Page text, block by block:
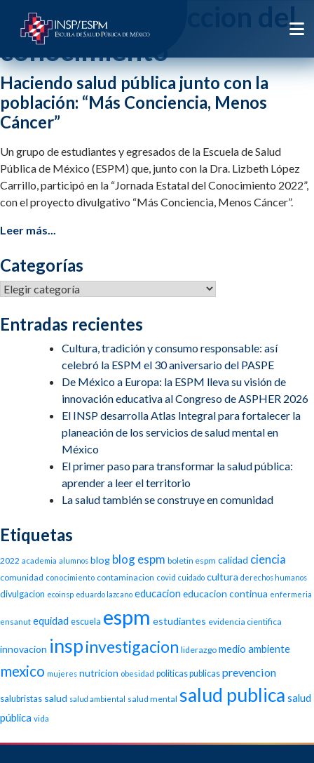
Etiqueta:
traduccion del
conocimiento
Haciendo salud pública junto con la
población: “Más Conciencia, Menos
Cáncer”
Un grupo de estudiantes y egresados de la Escuela de Salud
Pública de México (ESPM) que, junto con la Dra. Lizbeth López
Carrillo, participó en la “Jornada Estatal del Conocimiento 2022”,
con el proyecto divulgativo “Más Conciencia, Menos Cáncer”.
Leer más...
Categorías
Categorías
Entradas recientes
Cultura, tradición y consumo responsable: así
celebró la ESPM el 30 aniversario del PASPE
De México a Europa: la ESPM lleva su visión de
innovación educativa al Congreso de ASPHER 2026
El INSP desarrolla Atlas Integral para fortalecer la
planeación de los servicios de salud mental en
México
El primer paso para transformar la salud pública:
aprender a leer el territorio
La salud también se construye en comunidad
Etiquetas
2022 academia alumnos blog blog espm boletin espm calidad ciencia
comunidad conocimiento contaminacion covid cuidado cultura derechos humanos
divulgacion ecoinsp eduardo lazcano educacion educacion continua enfermeria
ensanut equidad escuela espm estudiantes evidencia cientifica
innovacion inspinvestigacion liderazgo medio ambiente
mexico mujeres nutricion obesidad politicas publicas prevencion
salubristas salud salud ambiental salud mental salud publica salud
pública vida